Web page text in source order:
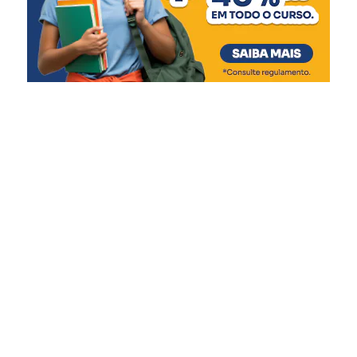
Matias Velho, com valores de R$ 62 milhões e R$ 34,2
milhões, respectivamente. As casas de bombas, que
tiveram seu funcionamento comprometido durante a
enchente, receberão R$ 78,7 milhões em obras
estruturais, eletromecânicas e de automação.
Rios retornando à normalidade:
Taquari (Santa Tereza a Bom Retiro do Sul) –
Declínio dos níveis até o retorno para normalidade,
com pequenas elevações em função das chuvas
das últimas 24h.